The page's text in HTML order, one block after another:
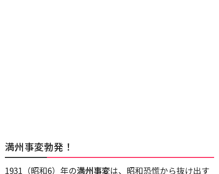
満州事変勃発！
1931（昭和6）年の満州事変は、昭和恐慌から抜け出す